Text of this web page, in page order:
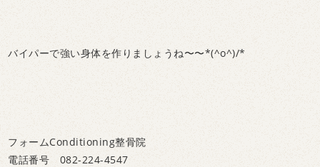
バイパーで強い身体を作りましょうね〜〜*(^o^)/*
フォームConditioning整骨院
電話番号 082-224-4547